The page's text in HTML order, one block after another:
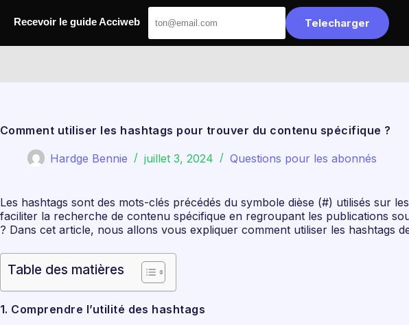
Comment utiliser les hashtags pour trouver du contenu spécifique ?
Hardge Bennie juillet 3, 2024 Questions pour les abonnés
Les hashtags sont des mots-clés précédés du symbole dièse (#) utilisés sur
faciliter la recherche de contenu spécifique en regroupant les publications
? Dans cet article, nous allons vous expliquer comment utiliser les hashtags
Table des matières
1. Comprendre l’utilité des hashtags
Recevoir le guide Acciweb Telecharger